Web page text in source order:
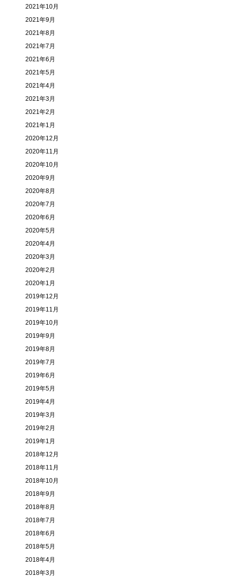
2021年10月
2021年9月
2021年8月
2021年7月
2021年6月
2021年5月
2021年4月
2021年3月
2021年2月
2021年1月
2020年12月
2020年11月
2020年10月
2020年9月
2020年8月
2020年7月
2020年6月
2020年5月
2020年4月
2020年3月
2020年2月
2020年1月
2019年12月
2019年11月
2019年10月
2019年9月
2019年8月
2019年7月
2019年6月
2019年5月
2019年4月
2019年3月
2019年2月
2019年1月
2018年12月
2018年11月
2018年10月
2018年9月
2018年8月
2018年7月
2018年6月
2018年5月
2018年4月
2018年3月